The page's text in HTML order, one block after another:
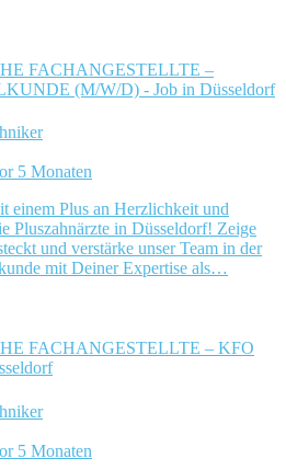
FACHANGESTELLTE –
(M/W/D) - Job in Düsseldorf
5 Monaten
einem Plus an Herzlichkeit und
Pluszahnärzte in Düsseldorf! Zeige
und verstärke unser Team in der
mit Deiner Expertise als…
FACHANGESTELLTE – KFO
5 Monaten